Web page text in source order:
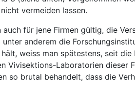
vermeiden lassen.
auch für jene Firmen gültig, die
anderem die
weiss man spätestens, seit
Vivisektions-Laboratorien dieser
so brutal behandelt, dass die